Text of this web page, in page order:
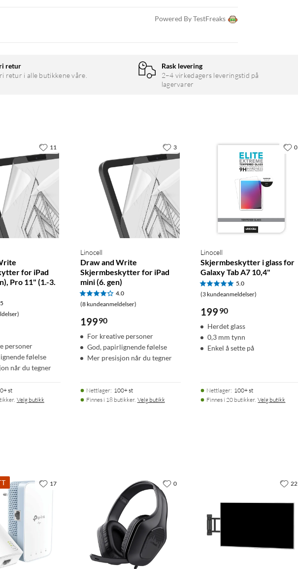
Powered By TestFreaks
retur
retur i alle butikkene våre.
Rask levering
2–4 virkedagers leveringstid på
lagervarer
for iPad
Pro 11" (1.-3.
personer
følelse
når du tegner
st
Velg butikk
11
Linocell
Draw and Write
Skjermbeskytter for iPad
mini (6. gen)
4.0
(8 kundeanmeldelser)
19990
For kreative personer
God, papirlignende følelse
Mer presisjon når du tegner
Nettlager: 100+ st
Finnes i 18 butikker. Velg butikk
3
Linocell
Skjermbeskytter i glass for
Galaxy Tab A7 10,4"
5.0
(3 kundeanmeldelser)
199 90
Herdet glass
0,3 mm tynn
Enkel å sette på
Nettlager: 100+ st
Finnes i 20 butikker. Velg butikk
0
17 0 22